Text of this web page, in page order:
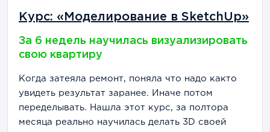
Курс: «Моделирование в SketchUp»
За 6 недель научилась визуализировать
свою квартиру
Когда затеяла ремонт, поняла что надо както
увидеть результат заранее. Иначе потом
переделывать. Нашла этот курс, за полтора
месяца реально научилась делать 3D своей